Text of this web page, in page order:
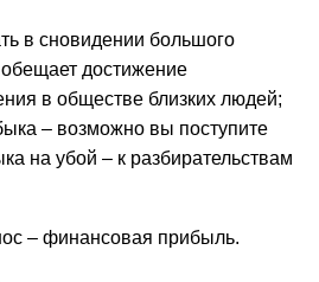
в сновидении большого
достижение
в обществе близких людей;
– возможно вы поступите
на убой – к разбирательствам
– финансовая прибыль.